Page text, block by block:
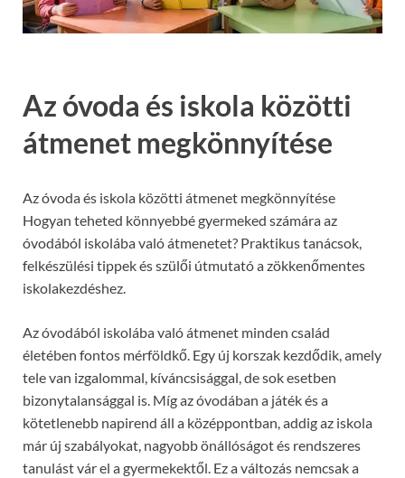
Az óvoda és iskola közötti
átmenet megkönnyítése
Az óvoda és iskola közötti átmenet megkönnyítése
Hogyan teheted könnyebbé gyermeked számára az
óvodából iskolába való átmenetet? Praktikus tanácsok,
felkészülési tippek és szülői útmutató a zökkenőmentes
iskolakezdéshez.
Az óvodából iskolába való átmenet minden család
életében fontos mérföldkő. Egy új korszak kezdődik, amely
tele van izgalommal, kíváncsisággal, de sok esetben
bizonytalansággal is. Míg az óvodában a játék és a
kötetlenebb napirend áll a középpontban, addig az iskola
már új szabályokat, nagyobb önállóságot és rendszeres
tanulást vár el a gyermekektől. Ez a változás nemcsak a